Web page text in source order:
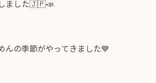
ました🇯🇵📣
んの季節がやってきました💙